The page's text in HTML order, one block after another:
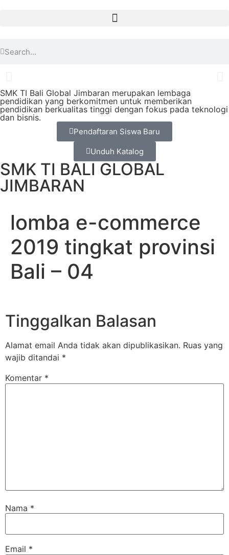
SMK TI Bali Global Jimbaran merupakan lembaga
pendidikan yang berkomitmen untuk memberikan
pendidikan berkualitas tinggi dengan fokus pada teknologi
dan bisnis.
Pendaftaran Siswa Baru
Unduh Katalog
SMK TI BALI GLOBAL
JIMBARAN
lomba e-commerce
2019 tingkat provinsi
Bali – 04
Tinggalkan Balasan
Alamat email Anda tidak akan dipublikasikan. Ruas yang
wajib ditandai *
Komentar *
Nama *
Email *